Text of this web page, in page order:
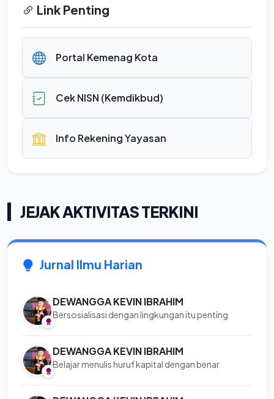
Link Penting
Portal Kemenag Kota
Cek NISN (Kemdikbud)
Info Rekening Yayasan
JEJAK AKTIVITAS TERKINI
Jurnal Ilmu Harian
DEWANGGA KEVIN IBRAHIM
Bersosialisasi dengan lingkungan itu penting
DEWANGGA KEVIN IBRAHIM
Belajar menulis huruf kapital dengan benar